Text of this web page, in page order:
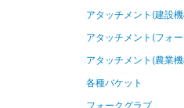
アタッチメント(建設
アタッチメント(フォ
アタッチメント(農業
各種バケット
フォークグラブ